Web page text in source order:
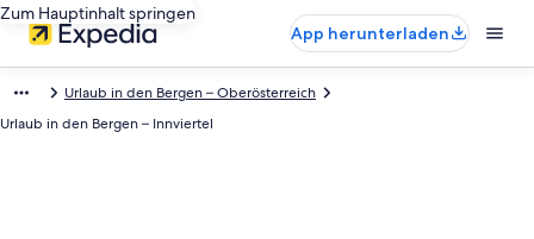
Zum Hauptinhalt springen
App herunterladen
Urlaub in den Bergen – Oberösterreich
Urlaub in den Bergen – Innviertel